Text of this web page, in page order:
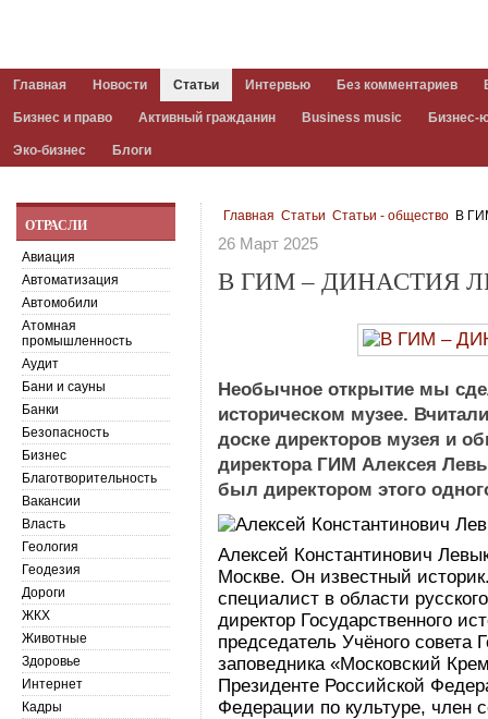
Главная Новости Статьи Интервью Без комментариев
Бизнес и право Активный гражданин Business music Бизнес-
Эко-бизнес Блоги
Главная Статьи Статьи - общество В
26 Март 2025
В ГИМ – ДИНАСТИЯ
Необычное открытие мы
историческом музее.
доске директоров музея и
директора ГИМ Алексея
был директором этого
Алексей Константинович
Москве. Он известный
специалист в области
директор Государственного
председатель Учёного совета
заповедника «Московский
Президенте Российской
Федерации по культуре, член
ОТРАСЛИ
Авиация
Автоматизация
Автомобили
Атомная
промышленность
Аудит
Бани и сауны
Банки
Безопасность
Бизнес
Благотворительность
Вакансии
Власть
Геология
Геодезия
Дороги
ЖКХ
Животные
Здоровье
Интернет
Кадры